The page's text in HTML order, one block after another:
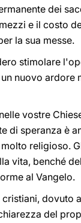
dei
e il costo
la sua messe.
stimolare
nuovo ardore
vostre
speranza è
religioso.
vita, benché
al Vangelo.
dovuto
del